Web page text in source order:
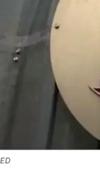
ED